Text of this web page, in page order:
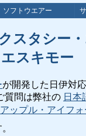
ソフトウエアー
スタシー
スキモー
が開発した日伊対
質問は弊社の 日本
アップル・アイフォ